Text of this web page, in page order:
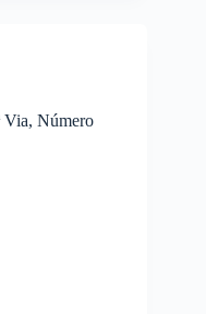
Via, Número